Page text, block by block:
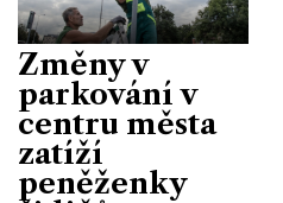
Změny v
parkování v
centru města
zatíží
peněženky